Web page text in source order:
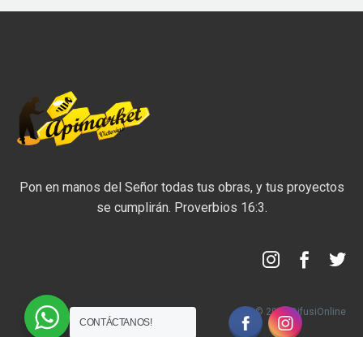
Pon en manos del Señor todas tus obras, y tus proyectos
se cumplirán. Proverbios 16:3.
© 2020 DifusiOnline
CONTÁCTANOS!